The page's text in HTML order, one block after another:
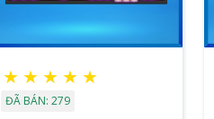
★ ★ ★ ★ ★
ĐÃ BÁN: 279